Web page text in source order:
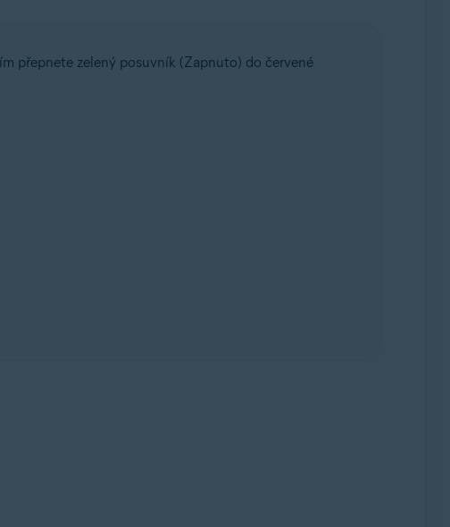
přepnete zelený posuvník (Zapnuto) do červené